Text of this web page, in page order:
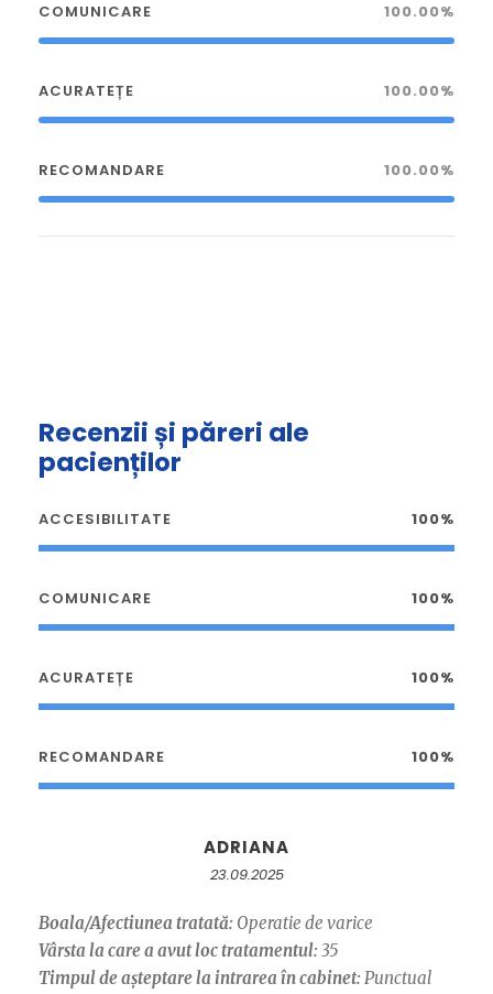
COMUNICARE 100.00%
ACURATEȚE 100.00%
RECOMANDARE 100.00%
Recenzii și păreri ale
pacienților
ACCESIBILITATE 100%
COMUNICARE 100%
ACURATEȚE 100%
RECOMANDARE 100%
ADRIANA
23.09.2025
Boala/Afectiunea tratată: Operatie de varice
Vârsta la care a avut loc tratamentul: 35
Timpul de așteptare la intrarea în cabinet: Punctual